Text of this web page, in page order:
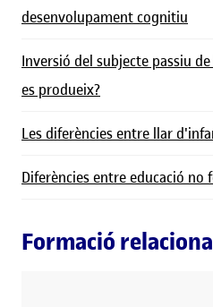
desenvolupament cognitiu
Inversió del subjecte passiu
es produeix?
Les diferències entre llar
Diferències entre educació
Formació